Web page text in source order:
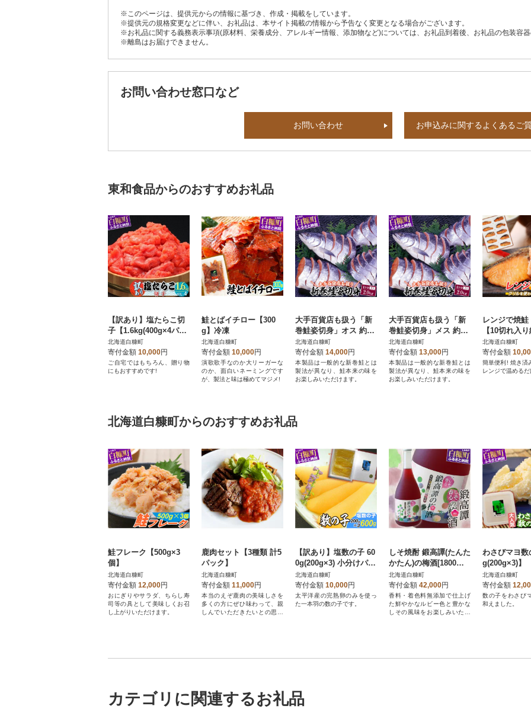
※このページは、提供元からの情報に基づき、作成・掲載をしています。
※提供元の規格変更などに伴い、お礼品は、本サイト掲載の情報から予告なく変更となる場合がございます。
※お礼品に関する義務表示事項(原材料、栄養成分、アレルギー情報、添加物など)については、お礼品到着後、お礼品の包装容
※離島はお届けできません。
お問い合わせ窓口など
お問い合わせ お申込みに関するよくあるご
東和食品からのおすすめお礼品
【訳あり】塩たらこ切
子【1.6kg(400g×4パッ
ク)】
北海道白糠町
寄付金額 10,000円
ご自宅ではもちろん、贈り物
にもおすすめです!
鮭とばイチロー【300
g】冷凍
北海道白糠町
寄付金額 10,000円
演歌歌手なのか大リーガーな
のか、面白いネーミングです
が、製法と味は極めてマジメ!
大手百貨店も扱う「新
巻鮭姿切身」オス 約2.
0kg(4分割) 鮭切り身
北海道白糠町
寄付金額 14,000円
本製品は一般的な新巻鮭とは
製法が異なり、鮭本来の味を
お楽しみいただけます。
大手百貨店も扱う「新
巻鮭姿切身」メス 約2.
0kg(4分割) 鮭切り身
北海道白糠町
寄付金額 13,000円
本製品は一般的な新巻鮭とは
製法が異なり、鮭本来の味を
お楽しみいただけます。
レンジで焼
【10切れ入
小分けパック
北海道白糠町
寄付金額
簡単便利! 焼き済
レンジで温めるだ
北海道白糠町からのおすすめお礼品
鮭フレーク【500g×3
個】
北海道白糠町
寄付金額 12,000円
おにぎりやサラダ、ちらし寿
司等の具として美味しくお召
し上がりいただけます。
鹿肉セット【3種類 計5
パック】
北海道白糠町
寄付金額 11,000円
本当のえぞ鹿肉の美味しさを
多くの方にぜひ味わって、親
しんでいただきたいとの思い
【訳あり】塩数の子 60
0g(200g×3) 小分けパッ
ク
北海道白糠町
寄付金額 10,000円
太平洋産の完熟卵のみを使っ
た一本羽の数の子です。
しそ焼酎 鍛高譚(たんた
かたん)の梅酒[1800ml]
【6本セット】
北海道白糠町
寄付金額 42,000円
香料・着色料無添加で仕上げ
た鮮やかなルビー色と豊かな
しその風味をお楽しみいただ
わさびマヨ数
g(200g×3)】
北海道白糠町
寄付金額
数の子をわさび
和えました。
カテゴリに関連するお礼品